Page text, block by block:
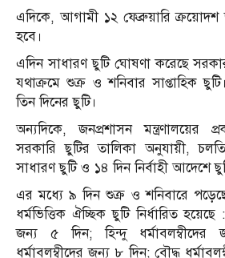
এদিকে, আগামী ১২ ফেব্রুয়ারি ক্রয়োদশ
হবে।
এদিন সাধারণ ছুটি ঘোষণা করেছে
যথাক্রমে শুক্র ও শনিবার সাপ্তাহিক
তিন দিনের ছুটি।
অন্যদিকে, জনপ্রশাসন মন্ত্রণালয়ের
সরকারি ছুটির তালিকা অনুযায়ী,
সাধারণ ছুটি ও ১৪ দিন নির্বাহী আদেশে
এর মধ্যে ৯ দিন শুক্র ও শনিবারে
ধর্মভিত্তিক ঐচ্ছিক ছুটি নির্ধারিত
জন্য ৫ দিন; হিন্দু ধর্মাবলম্বীদের
ধর্মাবলম্বীদের জন্য ৮ দিন; বৌদ্ধ